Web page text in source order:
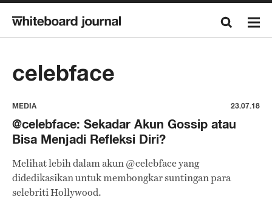
celebface
MEDIA 23.07.18
@celebface: Sekadar Akun Gossip atau
Bisa Menjadi Refleksi Diri?
Melihat lebih dalam akun @celebface yang
didedikasikan untuk membongkar suntingan para
selebriti Hollywood.